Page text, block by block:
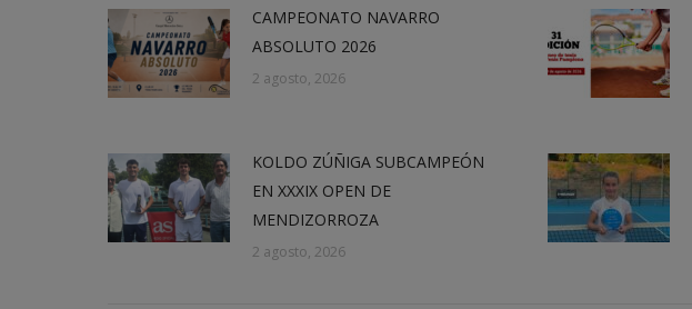
CAMPEONATO NAVARRO
ABSOLUTO 2026
2 agosto, 2026
KOLDO ZÚÑIGA SUBCAMPEÓN
EN XXXIX OPEN DE
MENDIZORROZA
2 agosto, 2026